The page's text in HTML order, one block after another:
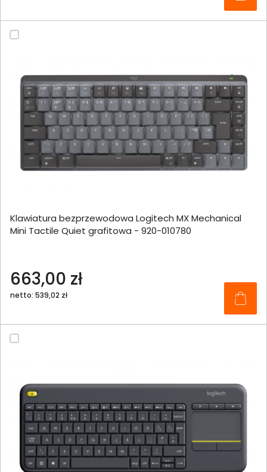
Klawiatura bezprzewodowa Logitech MX Mechanical
Mini Tactile Quiet grafitowa - 920-010780
663,00 zł
netto: 539,02 zł